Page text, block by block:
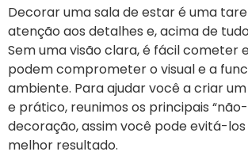
Decorar uma sala de estar é uma
atenção aos detalhes e, acima de
Sem uma visão clara, é fácil cometer
podem comprometer o visual e a
ambiente. Para ajudar você a criar
e prático, reunimos os principais
decoração, assim você pode evitá-
melhor resultado.